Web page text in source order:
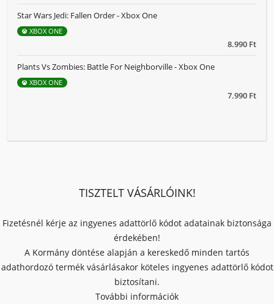
8.990 Ft
Star Wars Jedi: Fallen Order - Xbox One
XBOX ONE
7.990 Ft
Plants Vs Zombies: Battle For Neighborville - Xbox One
XBOX ONE
TISZTELT VÁSÁRLÓINK!
Fizetésnél kérje az ingyenes adattörlő kódot adatainak biztonsága
érdekében!
A Kormány döntése alapján a kereskedő minden tartós
adathordozó termék vásárlásakor köteles ingyenes adattörlő kódot
biztosítani.
További információk